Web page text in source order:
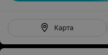
Карта